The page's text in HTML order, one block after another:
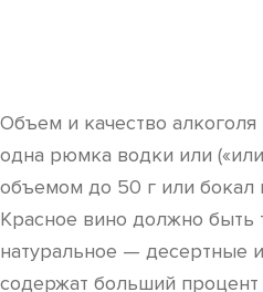
Объем и качество
одна рюмка водки или
объемом до 50 г или бокал
Красное вино должно быть
натуральное — десертные
содержат больший